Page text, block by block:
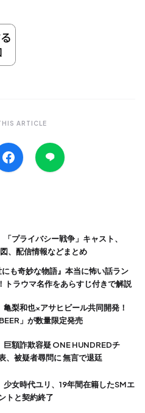
ARTICLE
、配信情報などまとめ
トラウマ名作をあらすじ付きで解説
」が数量限定発売
、被疑者尋問に 無言で退廷
トと契約終了